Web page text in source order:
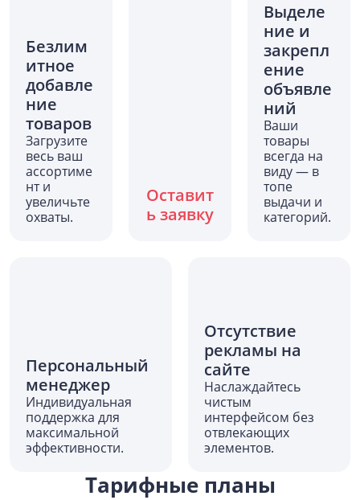
Безлим
итное
добавле
ние
товаров
Загрузите
весь ваш
ассортиме
нт и
увеличьте
охваты.
Оставит
ь заявку
Выделе
ние и
закрепл
ение
объявле
ний
Ваши
товары
всегда на
виду — в
топе
выдачи и
категорий.
Персональный
менеджер
Индивидуальная
поддержка для
максимальной
эффективности.
Отсутствие
рекламы на
сайте
Наслаждайтесь
чистым
интерфейсом без
отвлекающих
элементов.
Тарифные планы